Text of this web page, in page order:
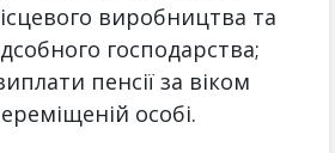
виробництва та
господарства;
пенсії за віком
особі.